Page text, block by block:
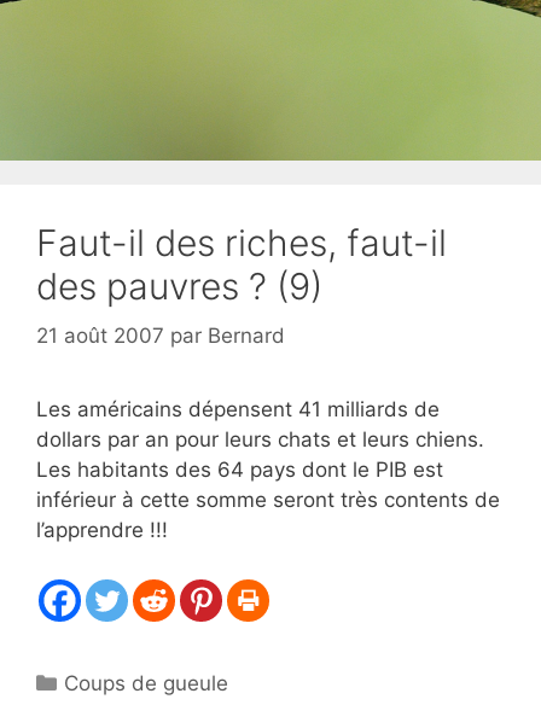
Faut-il des riches, faut-il
des pauvres ? (9)
21 août 2007 par Bernard
Les américains dépensent 41 milliards de
dollars par an pour leurs chats et leurs chiens.
Les habitants des 64 pays dont le PIB est
inférieur à cette somme seront très contents de
l’apprendre !!!
Catégories
Coups de gueule